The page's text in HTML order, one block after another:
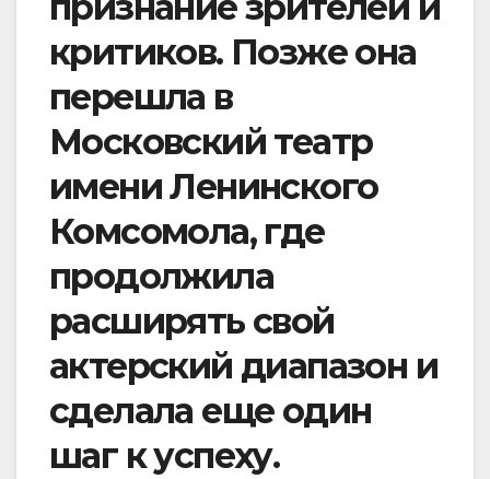
критиков. Позже она
перешла в
Московский театр
имени Ленинского
Комсомола, где
продолжила
расширять свой
актерский диапазон и
сделала еще один
шаг к успеху.